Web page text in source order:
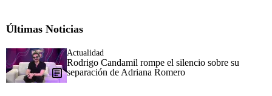
Últimas Noticias
Actualidad
Rodrigo Candamil rompe el silencio sobre su
separación de Adriana Romero